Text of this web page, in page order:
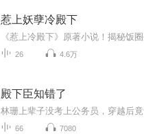
惹上妖孽冷殿下
26 4.6万
殿下臣知错了
66 7080